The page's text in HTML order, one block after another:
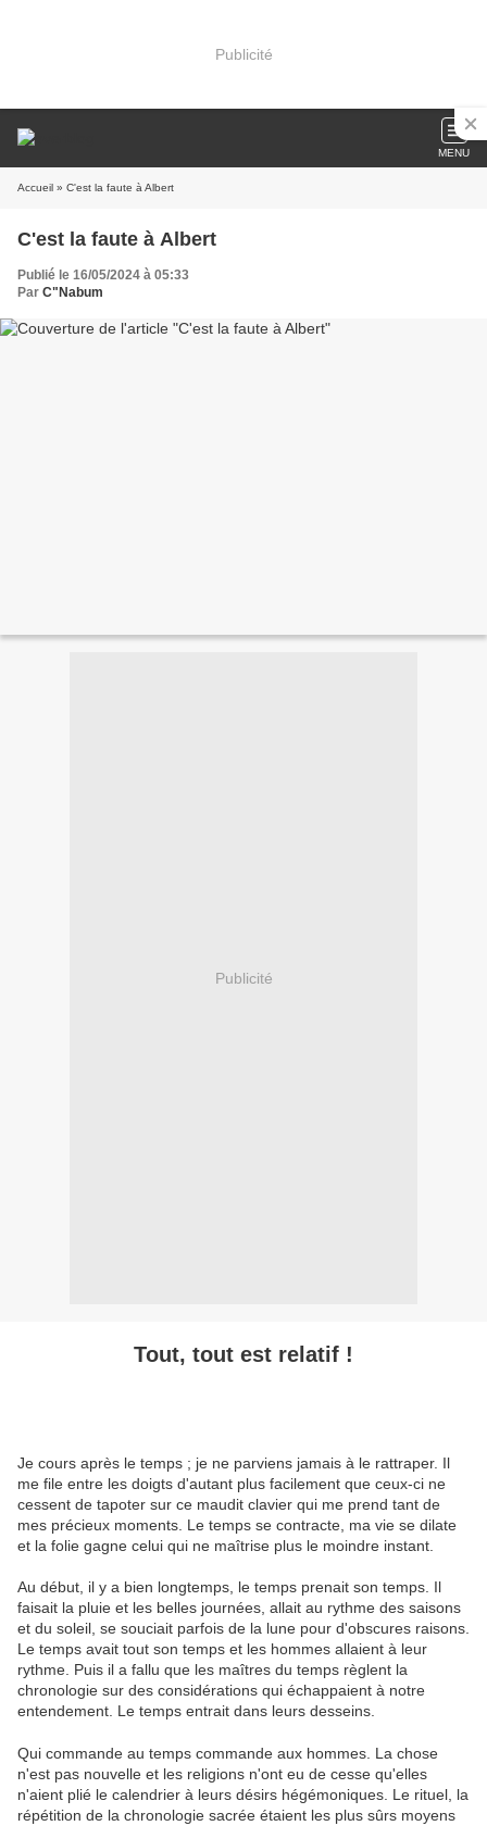
Publicité
MENU
Accueil » C'est la faute à Albert
C'est la faute à Albert
Publié le 16/05/2024 à 05:33
Par C"Nabum
Publicité
Tout, tout est relatif !
Je cours après le temps ; je ne parviens jamais à le rattraper. Il
me file entre les doigts d'autant plus facilement que ceux-ci ne
cessent de tapoter sur ce maudit clavier qui me prend tant de
mes précieux moments. Le temps se contracte, ma vie se dilate
et la folie gagne celui qui ne maîtrise plus le moindre instant.
Au début, il y a bien longtemps, le temps prenait son temps. Il
faisait la pluie et les belles journées, allait au rythme des saisons
et du soleil, se souciait parfois de la lune pour d'obscures raisons.
Le temps avait tout son temps et les hommes allaient à leur
rythme. Puis il a fallu que les maîtres du temps règlent la
chronologie sur des considérations qui échappaient à notre
entendement. Le temps entrait dans leurs desseins.
Qui commande au temps commande aux hommes. La chose
n'est pas nouvelle et les religions n'ont eu de cesse qu'elles
n'aient plié le calendrier à leurs désirs hégémoniques. Le rituel, la
répétition de la chronologie sacrée étaient les plus sûrs moyens